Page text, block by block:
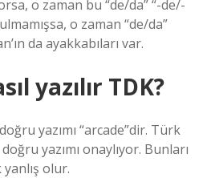
o zaman bu “de/da” “-de/-
o zaman “de/da”
da ayakkabıları var.
yazılır TDK?
yazımı “arcade”dir. Türk
yazımı onaylıyor. Bunları
olur.